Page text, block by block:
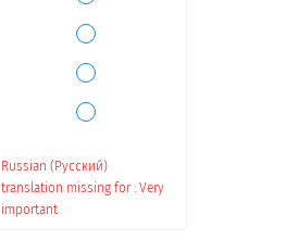
Russian (Русский)
translation missing for : Very
important